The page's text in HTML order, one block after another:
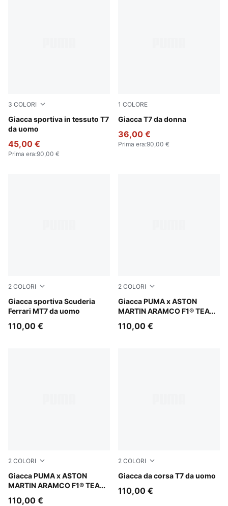
3 COLORI
Giacca sportiva in tessuto T7
da uomo
Puma Black
45,00 €
Prima era:90,00 €
1 COLORE
Giacca T7 da donna
Puma Black
36,00 €
Prima era:90,00 €
2 COLORI
Giacca sportiva Scuderia
Ferrari MT7 da uomo
Midnight Petrol
110,00 €
2 COLORI
Giacca PUMA x ASTON
MARTIN ARAMCO F1® TEAM
Green Lux
110,00 €
2 COLORI
Giacca PUMA x ASTON
MARTIN ARAMCO F1® TEAM
Puma Black
110,00 €
2 COLORI
Giacca da corsa T7 da uomo
Puma Black
110,00 €